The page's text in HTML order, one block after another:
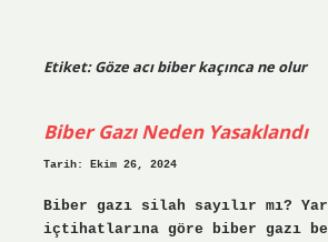
Etiket:Göze acı biber kaçınca ne olur
Biber Gazı Neden Yasaklandı
Tarih: Ekim 26, 2024
Biber gazı silah sayılır mı?
içtihatlarına göre biber gazı